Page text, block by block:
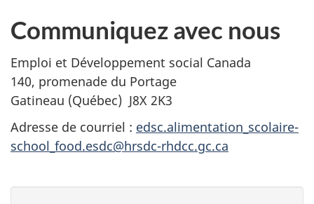
Communiquez avec nous
Emploi et Développement social Canada
140, promenade du Portage
Gatineau (Québec) J8X 2K3
Adresse de courriel : edsc.alimentation_scolaire-
school_food.esdc@hrsdc-rhdcc.gc.ca